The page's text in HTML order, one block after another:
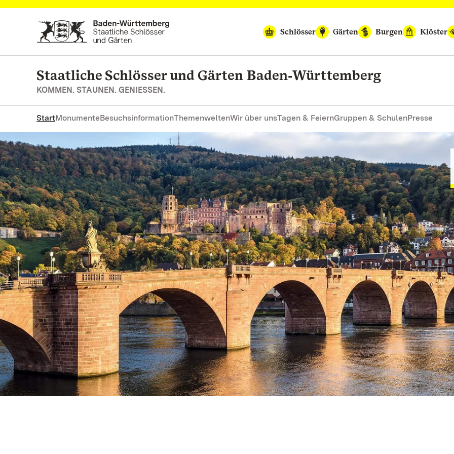
Zum Hauptinhalt springen
Schlösser
Gärten Burgen Klöster
Staatliche Schlösser und Gärten Baden‑Württemberg
KOMMEN. STAUNEN. GENIESSEN.
StartMonumenteBesuchsinformationThemenweltenWir über unsTagen & FeiernGruppen & SchulenPresse
Gehen Sie auf Entdeckungsreise